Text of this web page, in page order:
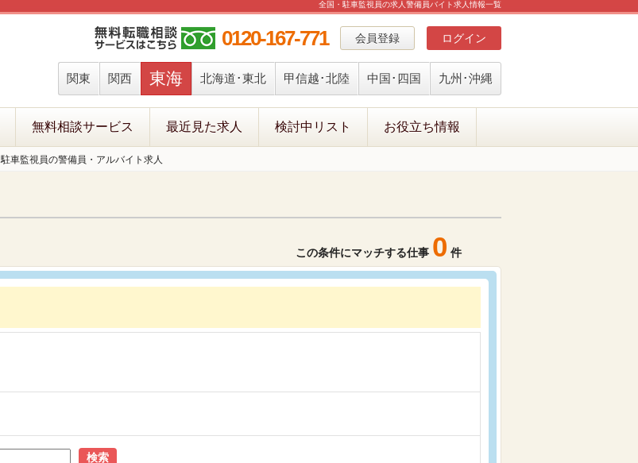
全国・駐車監視員の求人警備員バイト求人情報一覧
会員登録 ログイン
0120-167-771
関東 関西 東海 北海道･東北 甲信越･北陸 中国･四国 九州･沖縄
無料相談サービス 最近見た求人 検討中リスト お役立ち情報
駐車監視員の警備員・アルバイト求人
この条件にマッチする仕事 0 件
検索